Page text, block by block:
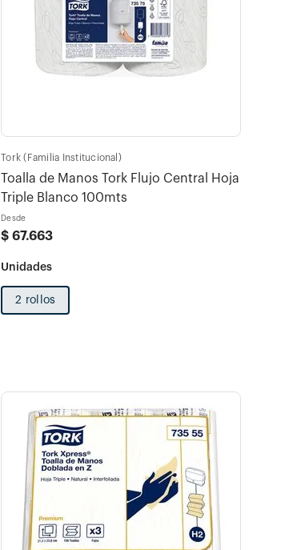
Tork (Familia Institucional)
Toalla de Manos Tork Flujo Central Hoja
Triple Blanco 100mts
Desde
$ 67.663
2 rollos